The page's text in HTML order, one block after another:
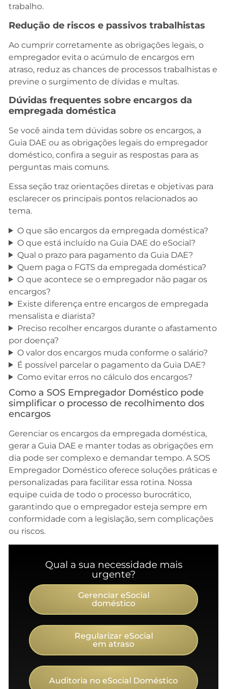
trabalho.
Redução de riscos e passivos trabalhistas
Ao cumprir corretamente as obrigações legais, o
empregador evita o acúmulo de encargos em
atraso, reduz as chances de processos trabalhistas e
previne o surgimento de dívidas e multas.
Dúvidas frequentes sobre encargos da
empregada doméstica
Se você ainda tem dúvidas sobre os encargos, a
Guia DAE ou as obrigações legais do empregador
doméstico, confira a seguir as respostas para as
perguntas mais comuns.
Essa seção traz orientações diretas e objetivas para
esclarecer os principais pontos relacionados ao
tema.
O que são encargos da empregada doméstica?
O que está incluído na Guia DAE do eSocial?
Qual o prazo para pagamento da Guia DAE?
Quem paga o FGTS da empregada doméstica?
O que acontece se o empregador não pagar os
encargos?
Existe diferença entre encargos de empregada
mensalista e diarista?
Preciso recolher encargos durante o afastamento
por doença?
O valor dos encargos muda conforme o salário?
É possível parcelar o pagamento da Guia DAE?
Como evitar erros no cálculo dos encargos?
Como a SOS Empregador Doméstico pode
simplificar o processo de recolhimento dos
encargos
Gerenciar os encargos da empregada doméstica,
gerar a Guia DAE e manter todas as obrigações em
dia pode ser complexo e demandar tempo. A SOS
Empregador Doméstico oferece soluções práticas e
personalizadas para facilitar essa rotina. Nossa
equipe cuida de todo o processo burocrático,
garantindo que o empregador esteja sempre em
conformidade com a legislação, sem complicações
ou riscos.
Qual a sua necessidade mais
urgente?
Gerenciar eSocial
doméstico
Regularizar eSocial
em atraso
Auditoria no eSocial Doméstico